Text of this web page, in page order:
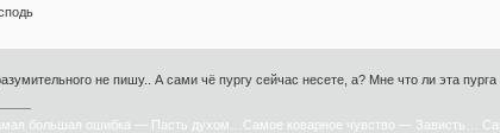
не пишу.. А сами чё пургу сейчас несете, а? Мне что ли эта
большая ошибка — Пасть духом…Самое коварное чувство — Зависть…